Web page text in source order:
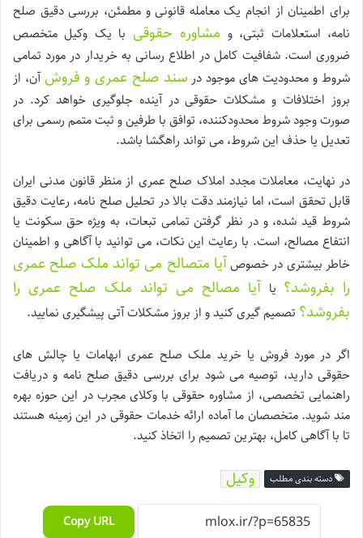
برای اطمینان از انجام یک معامله قانونی و مطمئن، بررسی دقیق صلح
نامه، استعلامات ثبتی، و مشاوره حقوقی با یک وکیل متخصص
ضروری است. شفافیت کامل در اطلاع رسانی به خریدار در مورد تمامی
شروط و محدودیت های موجود در سند صلح عمری و فروش آن، از
بروز اختلافات و مشکلات حقوقی در آینده جلوگیری خواهد کرد. در
صورت وجود شروط محدودکننده، توافق با طرفین و ثبت متمم رسمی برای
تعدیل یا حذف این شروط، می تواند راهگشا باشد.
در نهایت، معاملات مجدد املاک صلح عمری از منظر قانون مدنی ایران
قابل تحقق است، اما نیازمند دقت بالا در تحلیل صلح نامه، رعایت دقیق
شروط قید شده، و در نظر گرفتن تمامی تبعات، به ویژه حق سکونت یا
انتفاع مصالح، است. با رعایت این نکات، می توانید با آگاهی و اطمینان
خاطر بیشتری در خصوصآیا متصالح می تواند ملک صلح عمری
را بفروشد؟ یا آیا مصالح می تواند ملک صلح عمری را
بفروشد؟ تصمیم گیری کنید و از بروز مشکلات آتی پیشگیری نمایید.
اگر در مورد فروش یا خرید ملک صلح عمری ابهامات یا چالش های
حقوقی دارید، توصیه می شود برای بررسی دقیق صلح نامه و دریافت
راهنمایی تخصصی، از مشاوره حقوقی با وکلای مجرب در این حوزه بهره
مند شوید. متخصصان ما آماده ارائه خدمات حقوقی در این زمینه هستند
تا با آگاهی کامل، بهترین تصمیم را اتخاذ کنید.
دسته بندی مطلب وکیل
Copy URL